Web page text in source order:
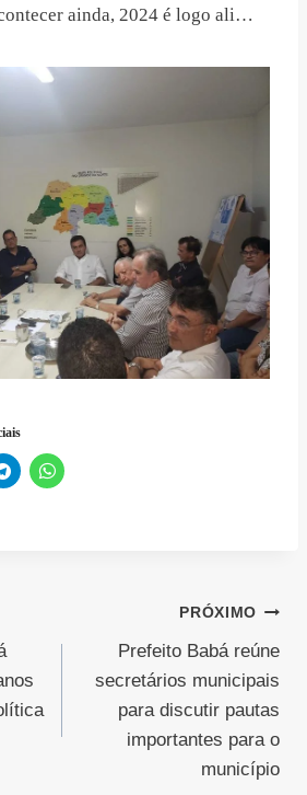
ainda, 2024 é logo ali…
PRÓXIMO
Prefeito Babá reúne
secretários municipais
para discutir pautas
importantes para o
município